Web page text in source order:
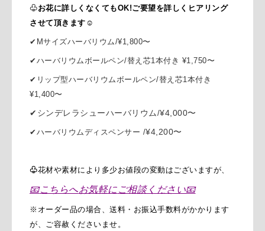
♧お花に詳しくなくてもOK!ご要望を詳しく ヒアリング
させて頂きます☺️
✔︎Mサイズハーバリウム/¥1,800〜
✔︎ハーバリウムボールペン/替え芯1本付き ¥1,750〜
✔︎リップ型ハーバリウムボールペン/替え芯1本付き
¥1,400〜
✔︎ シンデレラシューハーバリウム /¥4,000〜
✔︎ハーバリウムディスペンサー /¥4,200〜
♧花材や素材により多少お値段の変動はございますが、
📧こちらへお気軽にご相談ください📧
※オーダー品の場合、送料・お振込手数料がかかります
が、ご容赦くださいませ。